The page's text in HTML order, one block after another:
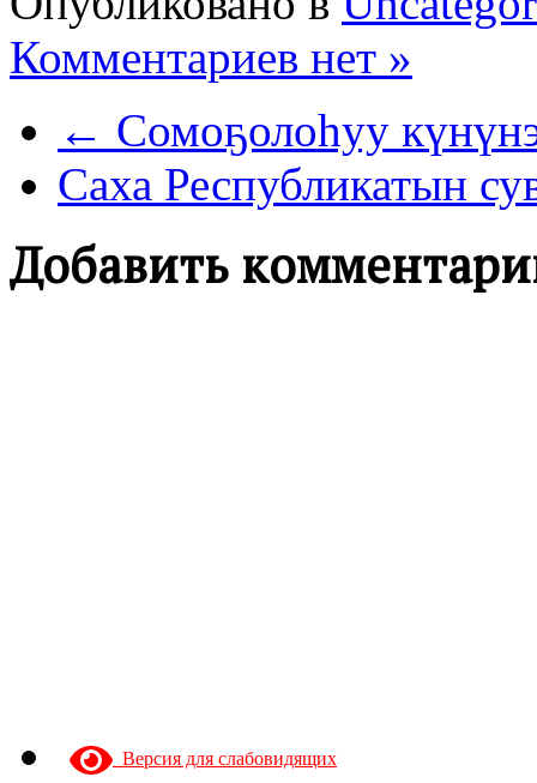
Комментариев нет »
← Сомоҕолоһуу
Саха Республикатын
Добавить
Версия для слабовидящих